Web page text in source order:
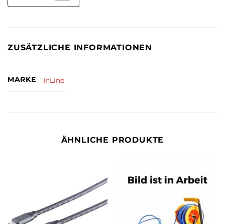
ZUSÄTZLICHE INFORMATIONEN
MARKE InLine
ÄHNLICHE PRODUKTE